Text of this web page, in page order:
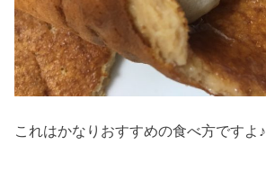
これはかなりおすすめの食べ方ですよ♪